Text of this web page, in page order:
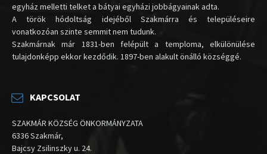
egyház melletti telket a bátyai egyházi jobbágyainak adta.
A török hódoltság idejéből Szakmárra és településeire
vonatkozóan szinte semmit nem tudunk.
Szakmárnak már 1831-ben felépült a temploma, elkülönülése
tulajdonképp ekkor kezdődik. 1897-ben alakult önálló községgé.
KAPCSOLAT
SZAKMÁR KÖZSÉG ÖNKORMÁNYZATA
6336 Szakmár,
Bajcsy Zsilinszky u. 24.